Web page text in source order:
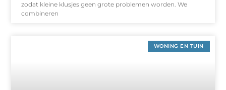
zodat kleine klusjes geen grote problemen worden. We
combineren
WONING EN TUIN